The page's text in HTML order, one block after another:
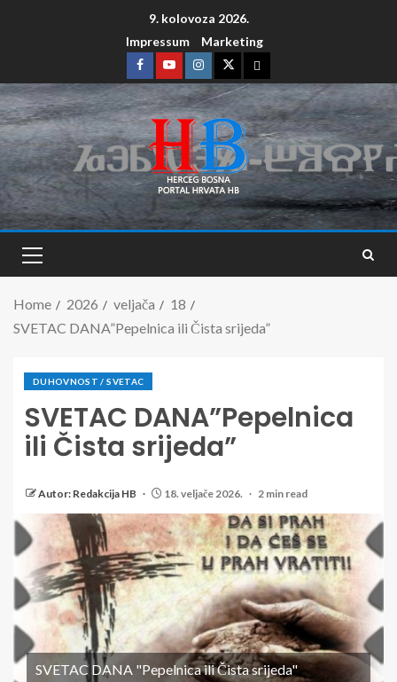
9. kolovoza 2026.
Impressum
Marketing
Home 2026 veljača
18
SVETAC DANA”Pepelnica ili Čista srijeda”
DUHOVNOST / SVETAC
SVETAC DANA”Pepelnica
ili Čista srijeda”
Autor: Redakcija HB 18. veljače 2026. 2 min read
SVETAC DANA "Pepelnica ili Čista srijeda"